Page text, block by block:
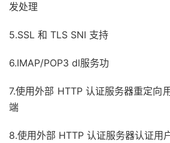
发处理
5.SSL 和 TLS SNI 支持
6.IMAP/POP3 dl服务功
7.使用外部 HTTP 认证服务器重定向
端
8.使用外部 HTTP 认证服务器认证用